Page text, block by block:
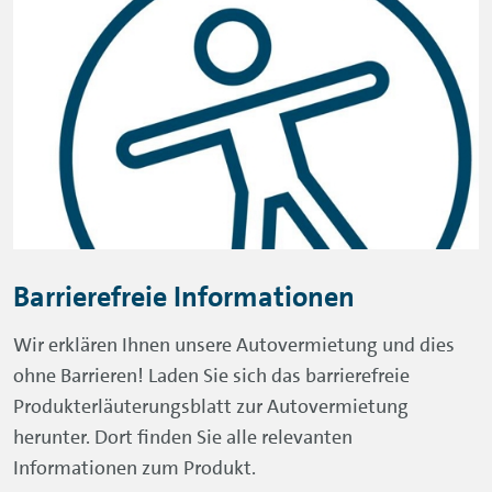
Sommer-Special 2026
Sommer. Sonne. Sonderpreis! Jetzt Mietwagen im
Sommer-Special zu unglaublichen Preisen sichern -
entspannt, flexibel und bestens ausgestattet in die
Sommerzeit starten.
MEHR INFOS ZUM SOMMER-SPECIAL >
Barrierefreie Informationen
Wir erklären Ihnen unsere Autovermietung und dies
ohne Barrieren! Laden Sie sich das barrierefreie
Produkterläuterungsblatt zur Autovermietung
herunter. Dort finden Sie alle relevanten
Informationen zum Produkt.